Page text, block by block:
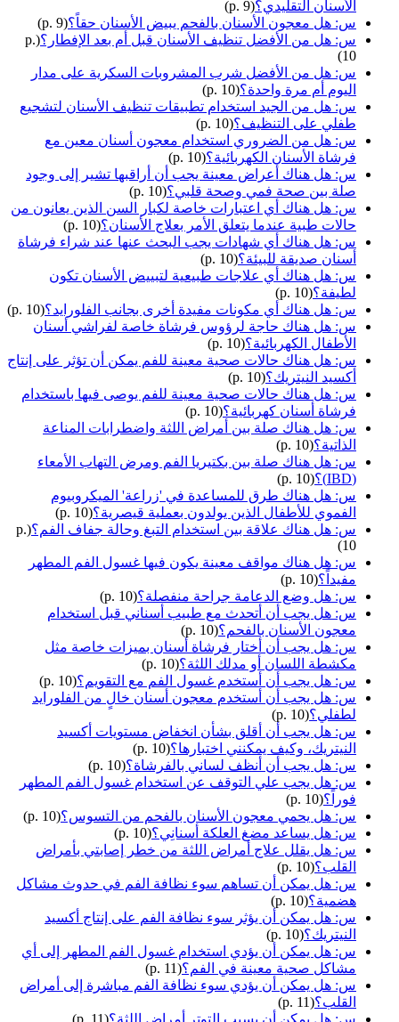
الأسنان التقليدي؟(p. 9)
س: هل معجون الأسنان بالفحم يبيض الأسنان حقاً؟(p. 9)
س: هل من الأفضل تنظيف الأسنان قبل أم بعد الإفطار؟ (p.
10)
س: هل من الأفضل شرب المشروبات السكرية على مدار
اليوم أم مرة واحدة؟(p. 10)
س: هل من الجيد استخدام تطبيقات تنظيف الأسنان لتشجيع
طفلي على التنظيف؟(p. 10)
س: هل من الضروري استخدام معجون أسنان معين مع
فرشاة الأسنان الكهربائية؟(p. 10)
س: هل هناك أعراض معينة يجب أن أراقبها تشير إلى وجود
صلة بين صحة فمي وصحة قلبي؟(p. 10)
س: هل هناك أي اعتبارات خاصة لكبار السن الذين يعانون من
حالات طبية عندما يتعلق الأمر بعلاج الأسنان؟(p. 10)
س: هل هناك أي شهادات يجب البحث عنها عند شراء فرشاة
أسنان صديقة للبيئة؟(p. 10)
س: هل هناك أي علاجات طبيعية لتبييض الأسنان تكون
لطيفة؟(p. 10)
س: هل هناك أي مكونات مفيدة أخرى بجانب الفلورايد؟(p. 10)
س: هل هناك حاجة لرؤوس فرشاة خاصة لفراشي أسنان
الأطفال الكهربائية؟(p. 10)
س: هل هناك حالات صحية معينة للفم يمكن أن تؤثر على إنتاج
أكسيد النيتريك؟(p. 10)
س: هل هناك حالات صحية معينة للفم يوصى فيها باستخدام
فرشاة أسنان كهربائية؟(p. 10)
س: هل هناك صلة بين أمراض اللثة واضطرابات المناعة
الذاتية؟(p. 10)
س: هل هناك صلة بين بكتيريا الفم ومرض التهاب الأمعاء
(IBD)؟
(p. 10)
س: هل هناك طرق للمساعدة في 'زراعة' الميكروبيوم
الفموي للأطفال الذين يولدون بعملية قيصرية؟(p. 10)
س: هل هناك علاقة بين استخدام التبغ وحالة جفاف الفم؟ (p.
10)
س: هل هناك مواقف معينة يكون فيها غسول الفم المطهر
مفيداً؟(p. 10)
س: هل وضع الدعامة جراحة منفصلة؟(p. 10)
س: هل يجب أن أتحدث مع طبيب أسناني قبل استخدام
معجون الأسنان بالفحم؟(p. 10)
س: هل يجب أن أختار فرشاة أسنان بميزات خاصة مثل
مكشطة اللسان أو مدلك اللثة؟(p. 10)
س: هل يجب أن أستخدم غسول الفم مع التقويم؟(p. 10)
س: هل يجب أن أستخدم معجون أسنان خالٍ من الفلورايد
لطفلي؟(p. 10)
س: هل يجب أن أقلق بشأن انخفاض مستويات أكسيد
النيتريك، وكيف يمكنني اختبارها؟(p. 10)
س: هل يجب أن أنظف لساني بالفرشاة؟(p. 10)
س: هل يجب علي التوقف عن استخدام غسول الفم المطهر
فوراً؟(p. 10)
س: هل يحمي معجون الأسنان بالفحم من التسوس؟(p. 10)
س: هل يساعد مضغ العلكة أسنانِي؟(p. 10)
س: هل يقلل علاج أمراض اللثة من خطر إصابتي بأمراض
القلب؟(p. 10)
س: هل يمكن أن تساهم سوء نظافة الفم في حدوث مشاكل
هضمية؟(p. 10)
س: هل يمكن أن يؤثر سوء نظافة الفم على إنتاج أكسيد
النيتريك؟(p. 10)
س: هل يمكن أن يؤدي استخدام غسول الفم المطهر إلى أي
مشاكل صحية معينة في الفم؟(p. 11)
س: هل يمكن أن يؤدي سوء نظافة الفم مباشرة إلى أمراض
القلب؟(p. 11)